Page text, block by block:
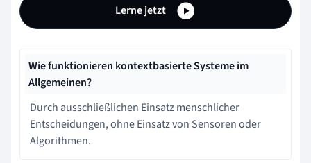
Lerne jetzt
Wie funktionieren kontextbasierte Systeme im
Allgemeinen?
Durch ausschließlichen Einsatz menschlicher
Entscheidungen, ohne Einsatz von Sensoren oder
Algorithmen.